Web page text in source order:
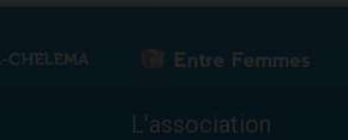
L'association